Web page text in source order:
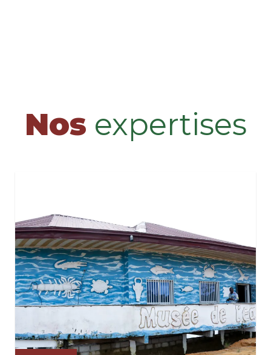
Nos expertises